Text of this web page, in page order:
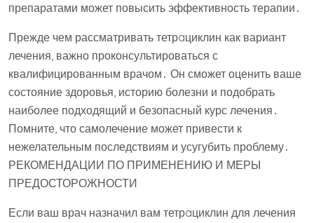
препаратами может повысить эффективность терапии․
Прежде чем рассматривать тетрaциклин как вариант
лечения, важно проконсультироваться с
квалифицированным врачом․ Он сможет оценить ваше
состояние здоровья, историю болезни и подобрать
наиболее подходящий и безопасный курс лечения․
Помните, что самолечение может привести к
нежелательным последствиям и усугубить проблему․
РЕКОМЕНДАЦИИ ПО ПРИМЕНЕНИЮ И МЕРЫ
ПРЕДОСТОРОЖНОСТИ
Если ваш врач назначил вам тетрaциклин для лечения